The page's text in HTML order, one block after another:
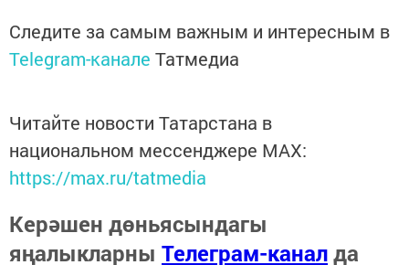
Следите за самым важным и интересным в
Telegram-канале Татмедиа
Читайте новости Татарстана в
национальном мессенджере MАХ:
https://max.ru/tatmedia
Керәшен дөньясындагы
яңалыкларны Телеграм-каналда